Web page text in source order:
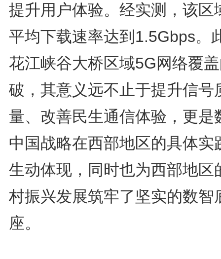
提升用户体验。经实测，该区
平均下载速率达到1.5Gbps。
花江峡谷大桥区域5G网络覆
破，其意义远不止于提升信号
量、改善民生通信体验，更是
中国战略在西部地区的具体实
生动体现，同时也为西部地区
村振兴发展筑牢了坚实的数智
座。